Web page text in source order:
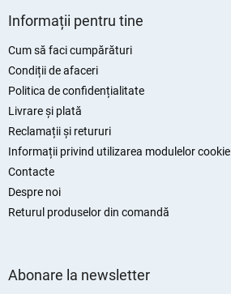
Informații pentru tine
Cum să faci cumpărături
Condiții de afaceri
Politica de confidențialitate
Livrare și plată
Reclamații și retururi
Informații privind utilizarea modulelor cookie
Contacte
Despre noi
Returul produselor din comandă
Abonare la newsletter